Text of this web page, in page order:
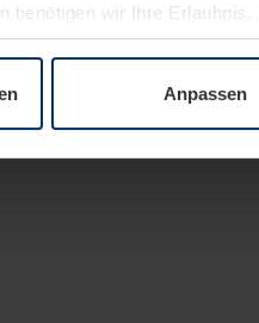
benötigen wir Ihre
unserer
Anpassen